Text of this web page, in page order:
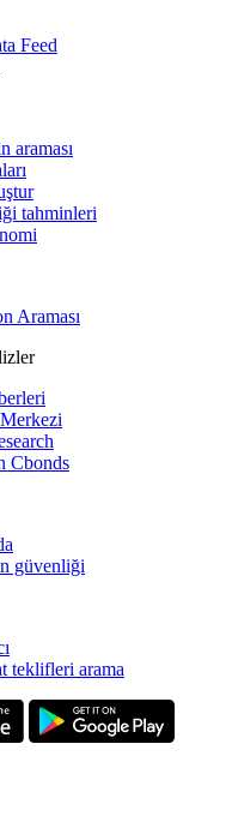
Feed
araması
tahminleri
Araması
Cbonds
güvenliği
teklifleri arama